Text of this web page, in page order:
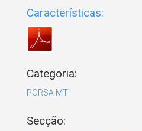
Características:
Categoria:
PORSA MT
Secção: